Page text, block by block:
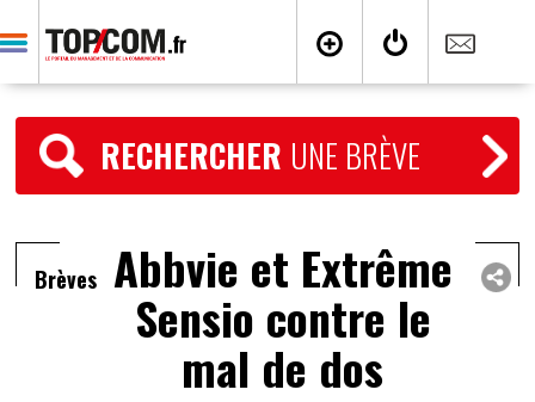
RECHERCHER UNE BRÈVE
Brèves Abbvie et Extrême
Sensio contre le
mal de dos